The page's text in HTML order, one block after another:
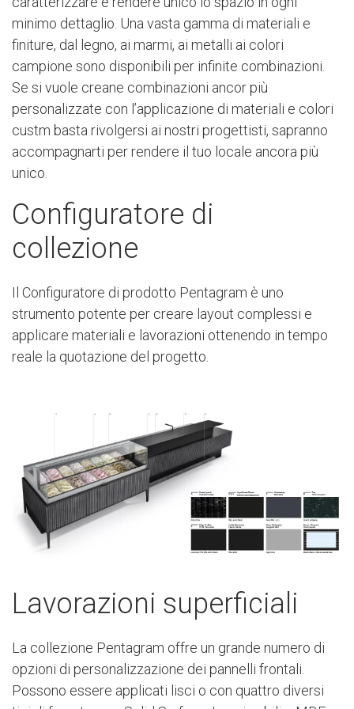
minimo dettaglio. Una vasta gamma di materiali e
finiture, dal legno, ai marmi, ai metalli ai colori
campione sono disponibili per infinite combinazioni.
Se si vuole creane combinazioni ancor più
personalizzate con l’applicazione di materiali e colori
custm basta rivolgersi ai nostri progettisti, sapranno
accompagnarti per rendere il tuo locale ancora più
unico.
Configuratore di
collezione
Il Configuratore di prodotto Pentagram è uno
strumento potente per creare layout complessi e
applicare materiali e lavorazioni ottenendo in tempo
reale la quotazione del progetto.
Lavorazioni superficiali
La collezione Pentagram offre un grande numero di
opzioni di personalizzazione dei pannelli frontali.
Possono essere applicati lisci o con quattro diversi